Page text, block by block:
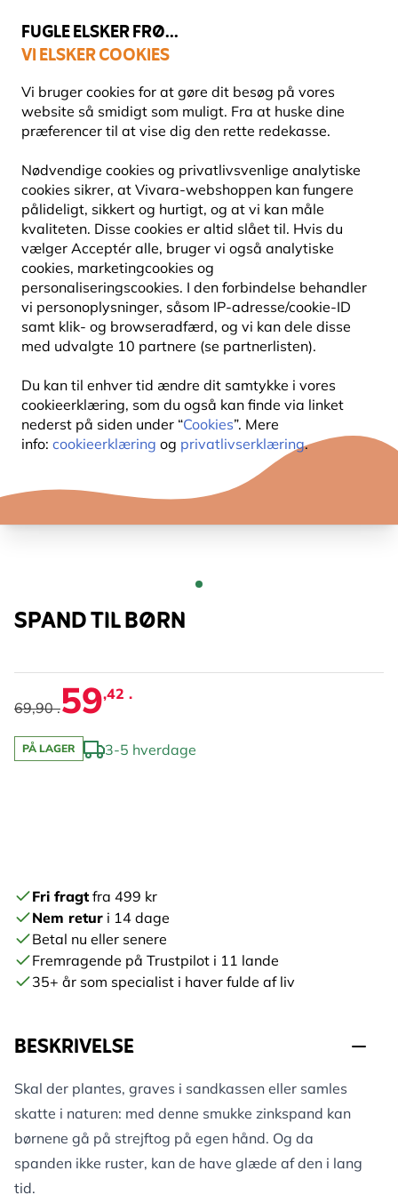
FUGLE ELSKER FRØ...
VI ELSKER COOKIES
Vi bruger cookies for at gøre dit besøg på vores
website så smidigt som muligt. Fra at huske dine
præferencer til at vise dig den rette redekasse.
Nødvendige cookies og privatlivsvenlige analytiske
cookies sikrer, at Vivara-webshoppen kan fungere
pålideligt, sikkert og hurtigt, og at vi kan måle
kvaliteten. Disse cookies er altid slået til. Hvis du
vælger Acceptér alle, bruger vi også analytiske
cookies, marketingcookies og
personaliseringscookies. I den forbindelse behandler
vi personoplysninger, såsom IP-adresse/cookie-ID
samt klik- og browseradfærd, og vi kan dele disse
med udvalgte 10 partnere (se partnerlisten).
Du kan til enhver tid ændre dit samtykke i vores
cookieerklæring, som du også kan finde via linket
nederst på siden under “Cookies”. Mere
info: cookieerklæring og privatlivserklæring.
Topbedømt i 11 lande
Fri fragt over 499 kr.
15% RABAT
SPAND TIL BØRN
69,90 .59,42 .
PÅ LAGER 3-5 hverdage
Fri fragtfra 499 kr
Nem retur i 14 dage
Betal nu eller senere
Fremragende på Trustpilot i 11 lande
35+ år som specialist i haver fulde af liv
BESKRIVELSE
Skal der plantes, graves i sandkassen eller samles
skatte i naturen: med denne smukke zinkspand kan
børnene gå på strejftog på egen hånd. Og da
spanden ikke ruster, kan de have glæde af den i lang
tid.